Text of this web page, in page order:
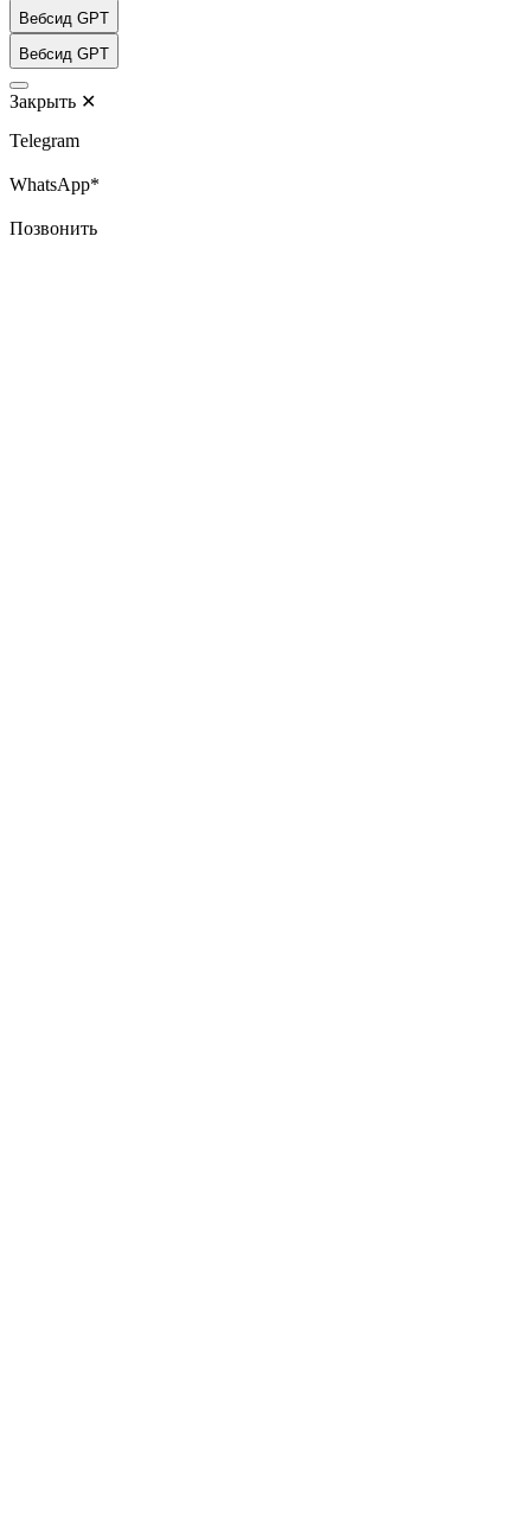
Вебсид GPT
Вебсид GPT
Закрыть ✕
Telegram
WhatsApp*
Позвонить